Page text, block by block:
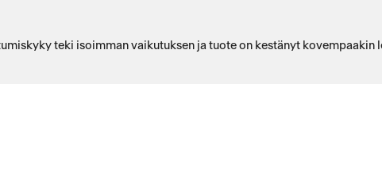
teki isoimman vaikutuksen ja tuote on kestänyt kovempaakin